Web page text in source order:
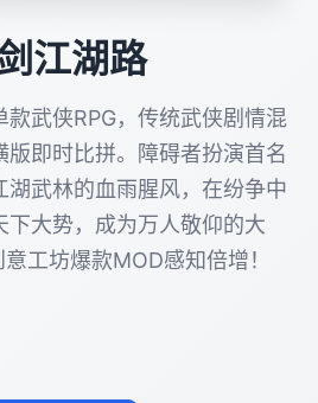
江湖路
款武侠RPG，传统武侠剧情混
版即时比拼。障碍者扮演首名
湖武林的血雨腥风，在纷争中
下大势，成为万人敬仰的大
工坊爆款MOD感知倍增！